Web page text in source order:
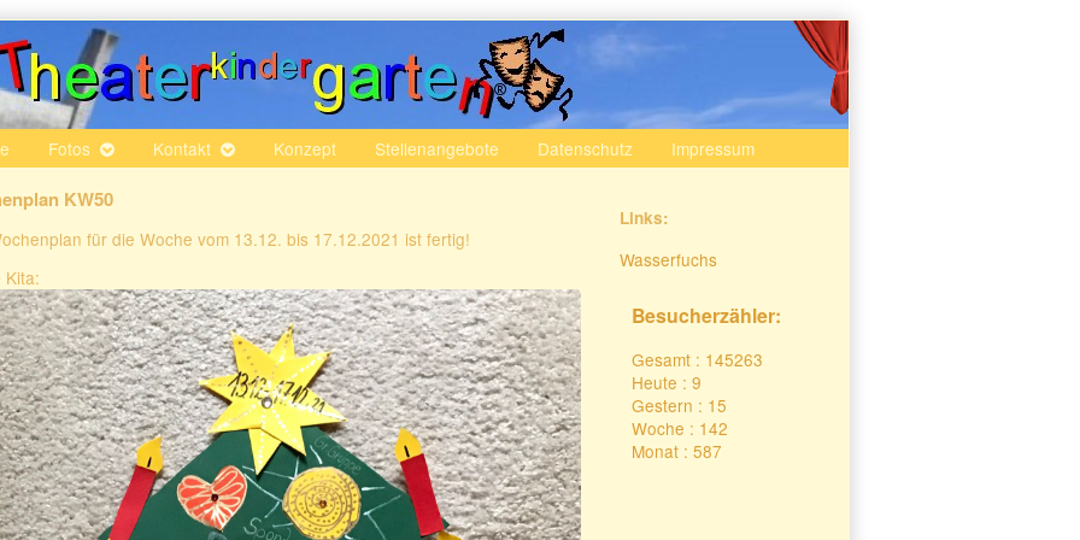
Fotos Kontakt Konzept Stellenangebote Datenschutz Impressum
KW50
für die Woche vom 13.12. bis 17.12.2021 ist fertig!
Kita:
Secondary
Sidebar
Links:
Wasserfuchs
Besucherzähler:
Gesamt : 145263
Heute : 9
Gestern : 15
Woche : 142
Monat : 587